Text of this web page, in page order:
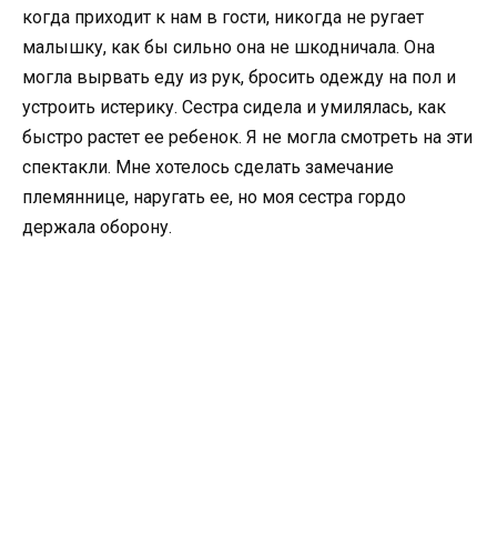
когда приходит к нам в гости, никогда не ругает
малышку, как бы сильно она не шкодничала. Она
могла вырвать еду из рук, бросить одежду на пол и
устроить истерику. Сестра сидела и умилялась, как
быстро растет ее ребенок. Я не могла смотреть на эти
спектакли. Мне хотелось сделать замечание
племяннице, наругать ее, но моя сестра гордо
держала оборону.